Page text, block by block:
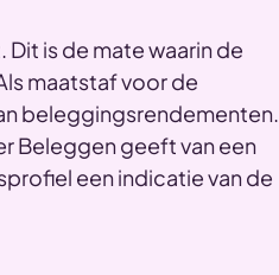
is de mate waarin de
maatstaf voor de
beleggingsrendementen.
Beleggen geeft van een
een indicatie van de